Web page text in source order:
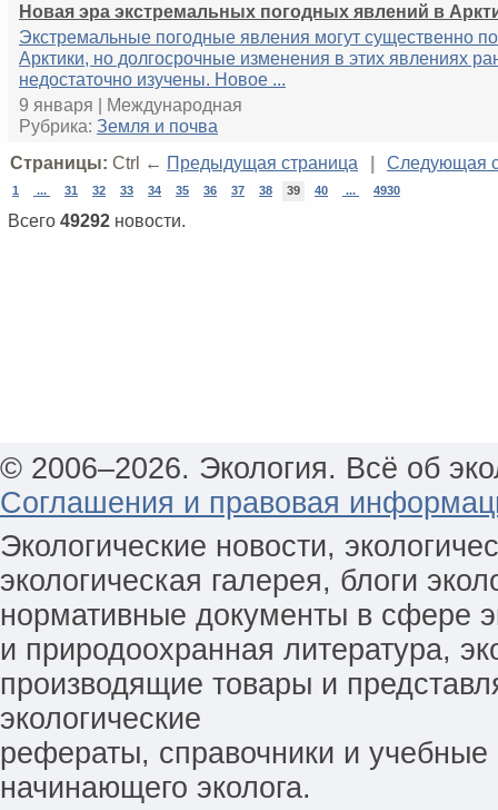
Новая эра экстремальных погодных явлений в
Экстремальные погодные явления могут существенно
Арктики, но долгосрочные изменения в этих явлениях
недостаточно изучены. Новое ...
9 января | Международная
Рубрика: Земля и почва
Страницы: Ctrl ← Предыдущая страница | Следующая
1 ... 31 32 33 34 35 36 37 38 39 40 ... 4930
Всего 49292 новости.
© 2006–2026. Экология. Всё об
Соглашения и правовая
Экологические новости,
экологическая галерея, блоги
нормативные документы в сфере
и природоохранная литература,
производящие товары и
экологические
рефераты, справочники и
начинающего эколога.